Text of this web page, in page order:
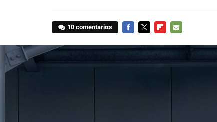
10 comentarios
MAIL